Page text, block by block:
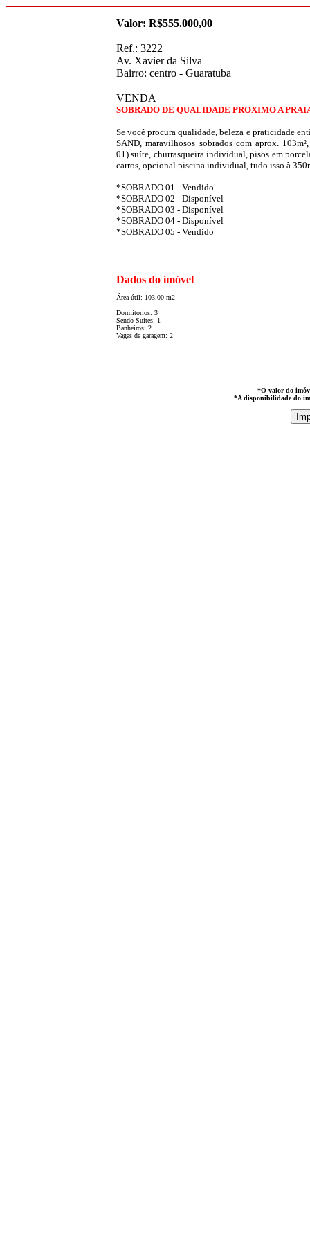
Valor: R$555.000,00
Ref.: 3222
Av. Xavier da Silva
Bairro: centro - Guaratuba
VENDA
SOBRADO DE QUALIDADE PROXIMO A
Se você procura qualidade, beleza e praticidade
SAND, maravilhosos sobrados com aprox.
01) suíte, churrasqueira individual, pisos em
carros, opcional piscina individual, tudo isso à
*SOBRADO 01 - Vendido
*SOBRADO 02 - Disponível
*SOBRADO 03 - Disponível
*SOBRADO 04 - Disponível
*SOBRADO 05 - Vendido
Dados do imóvel
Área útil: 103.00 m2
Dormitórios: 3
Sendo Suites: 1
Banheiros: 2
Vagas de garagem: 2
*O valor do
*A disponibilidade do